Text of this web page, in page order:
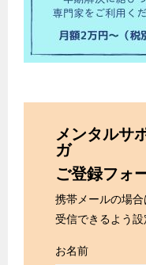
メンタルサ
ガ
ご登録フォ
携帯メールの場
受信できるよう設
お名前